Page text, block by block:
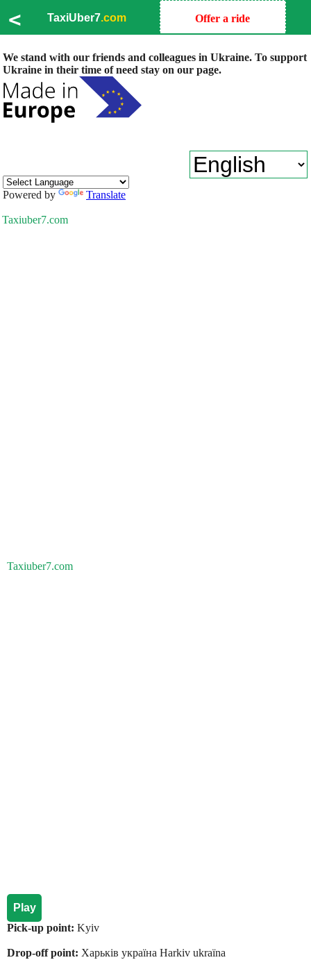
< TaxiUber7.com Offer a ride
We stand with our friends and colleagues in Ukraine. To support
Ukraine in their time of need stay on our page.
Powered by Translate
Taxiuber7.com
Taxiuber7.com
Play
Pick-up point: Kyiv
Drop-off point: Харьків україна Harkіv ukraїna